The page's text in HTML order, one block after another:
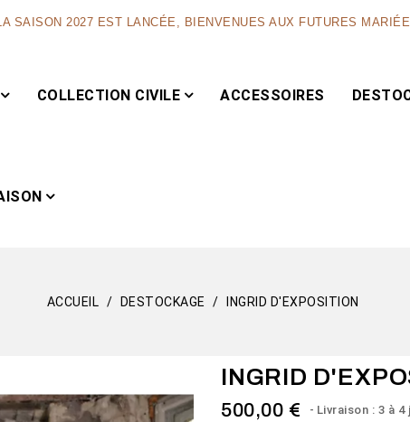
SAISON 2027 EST LANCÉE, BIENVENUES AUX FUTURES
COLLECTION CIVILE ACCESSOIRES
ACCUEIL DESTOCKAGE INGRID D'EXPOSITION
INGRID
500,00 € Livraison : 3 à 4